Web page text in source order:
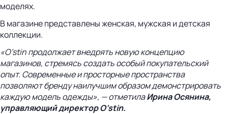
моделях.
В магазине представлены женская, мужская и детская
коллекции.
«O’stin продолжает внедрять новую концепцию
магазинов, стремясь создать особый покупательский
опыт. Современные и просторные пространства
позволяют бренду наилучшим образом демонстрировать
каждую модель одежды», — отметилаИрина Осянина,
управляющий директор O’stin.